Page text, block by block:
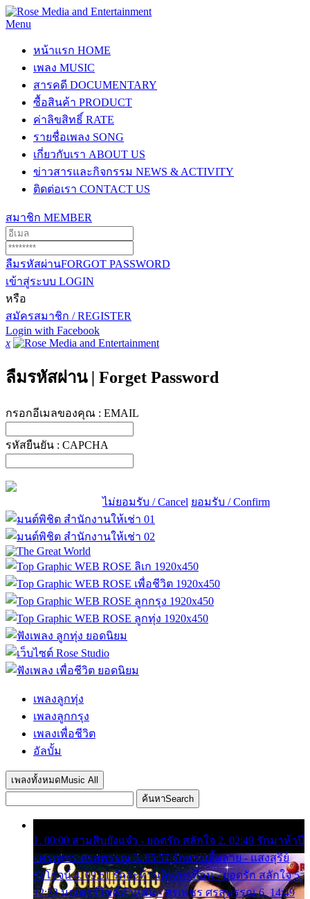
Menu
หน้าแรก HOME
เพลง MUSIC
สารคดี DOCUMENTARY
ซื้อสินค้า PRODUCT
ค่าลิขสิทธิ์ RATE
รายชื่อเพลง SONG
เกี่ยวกับเรา ABOUT US
ข่าวสารและกิจกรรม NEWS & ACTIVITY
ติดต่อเรา CONTACT US
สมาชิก MEMBER
ลืมรหัสผ่านFORGOT PASSWORD
เข้าสู่ระบบ LOGIN
หรือ
สมัครสมาชิก / REGISTER
Login with Facebook
x
ลืมรหัสผ่าน | Forget Password
กรอกอีเมลของคุณ : EMAIL
รหัสยืนยัน : CAPCHA
ไม่ยอมรับ / Cancel ยอมรับ / Confirm
เพลงลูกทุ่ง
เพลงลูกกรุง
เพลงเพื่อชีวิต
อัลบั้ม
เพลงทั้งหมด Music All
ค้นหาSearch
1. 00:00 สามสิบยังแจ๋ว - ยอดรัก สลักใจ 2. 02:49 รักมาห้าปี
- ศรเพชร ศรสุพรรณ 3. 05:57 รักสาวเสื้อลาย - แสงสุรีย์
รุ่งโรจน์ 4. 09:51 รักสะท้านดินสะเทือน - ยอดรัก สลักใจ 5.
12:23 มอเตอร์ไซค์ทำหล่น - ศรเพชร ศรสุพรรณ 6. 14:49